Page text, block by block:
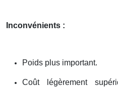
Inconvénients :
Poids plus important.
Coût légèrement